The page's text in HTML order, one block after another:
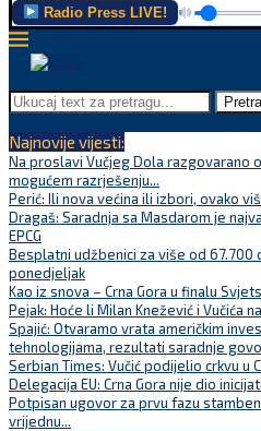
Radio Press LIVE!
Najnovije vijesti:
Na proslavi Vučjeg Dola razgovarano
mogućem razrješenju...
Perić: Ili nova većina ili izbori, ovako
Dragaš: Saradnja sa Masdarom je
EPCG
Besplatni udžbenici za više od 67.700
ponedjeljak
Kao iz snova – Crna Gora u finalu
Pejak: Hoće li Milan Knežević i Vučića
Spajić: Otvaramo vrata američkim
tehnologijama, rezultati saradnje
Serbian Times: Vučić podijelio crkvu u
Delegacija EU: Crna Gora nije dio
Potpisan ugovor za prvu fazu
vrijednu...